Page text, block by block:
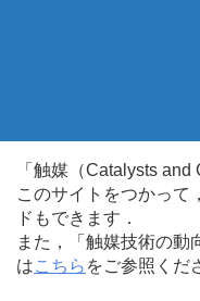
「触媒（Catalysts
このサイトをつかって
ドもできます．
また，「触媒技術の動
はこちら をご参照くだ